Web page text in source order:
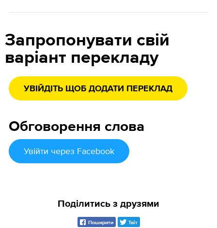
Запропонувати свій
варіант перекладу
УВІЙДІТЬ ЩОБ ДОДАТИ ПЕРЕКЛАД
Обговорення слова
Увійти через Facebook
Поділитись з друзями
Поширити Твіт